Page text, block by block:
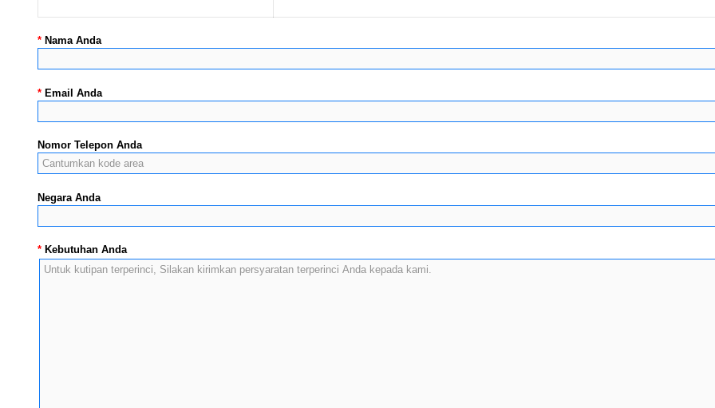
* Nama Anda
* Email Anda
Nomor Telepon Anda
Negara Anda
* Kebutuhan Anda